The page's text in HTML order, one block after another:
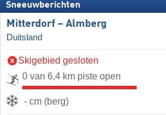
Sneeuwberichten
Mitterdorf – Almberg
Duitsland
Skigebied gesloten
0 van 6,4 km piste open
- cm (berg)